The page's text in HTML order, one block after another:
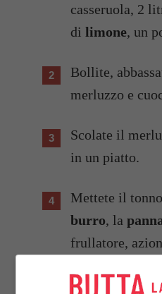
casseruola, 2
di limone, un
Bollite,
merluzzo e
Scolate il
in un piatto.
Mettete il
burro, la
frullatore,